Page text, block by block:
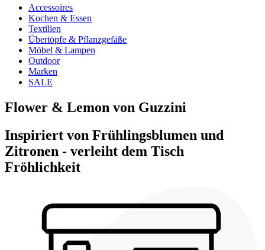
Accessoires
Kochen & Essen
Textilien
Übertöpfe & Pflanzgefäße
Möbel & Lampen
Outdoor
Marken
SALE
Flower & Lemon von Guzzini
Inspiriert von Frühlingsblumen und
Zitronen - verleiht dem Tisch
Fröhlichkeit